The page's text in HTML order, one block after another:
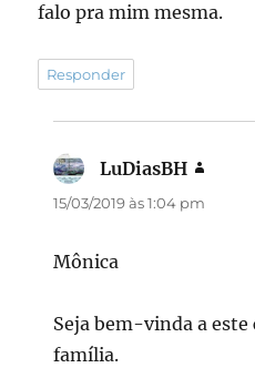
falo pra mim mesma.
Responder
LuDiasBH
15/03/2019 às 1:04 pm
Mônica
Seja bem-vinda a
família.